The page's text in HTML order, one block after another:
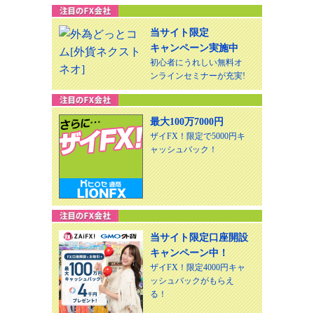
当サイト限定
キャンペーン実施中
初心者にうれしい無料オ
ンラインセミナーが充実!
最大100万7000円
ザイFX！限定で5000円キ
ャッシュバック！
当サイト限定口座開設
キャンペーン中！
ザイFX！限定4000円キャ
ッシュバックがもらえ
る！